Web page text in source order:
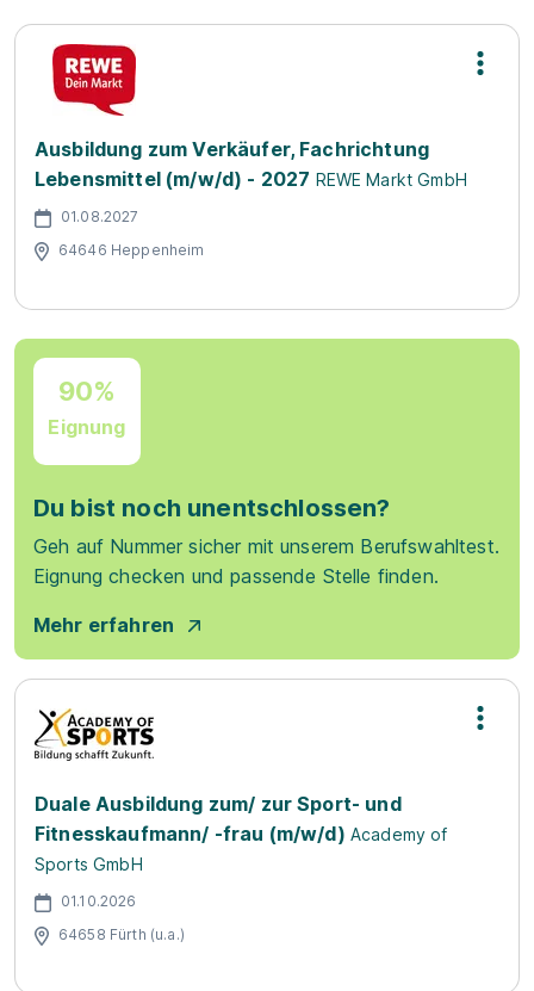
Ausbildung zum Verkäufer, Fachrichtung
Lebensmittel (m/w/d) - 2027 REWE Markt GmbH
01.08.2027
64646 Heppenheim
90%
Eignung
Du bist noch unentschlossen?
Geh auf Nummer sicher mit unserem Berufswahltest.
Eignung checken und passende Stelle finden.
Mehr erfahren
Duale Ausbildung zum/ zur Sport- und
Fitnesskaufmann/ -frau (m/w/d) Academy of
Sports GmbH
01.10.2026
64658 Fürth (u.a.)